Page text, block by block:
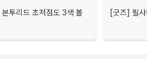
투리드 초저점도 3색 볼
[굿즈] 필